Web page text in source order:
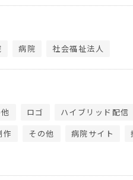
病院 社会福祉法人
ロゴ ハイブリッド配信
作 その他 病院サイト